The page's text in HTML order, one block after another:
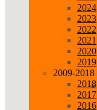
2024
2023
2022
2021
2020
2019
2009-2018
2018
2017
2016